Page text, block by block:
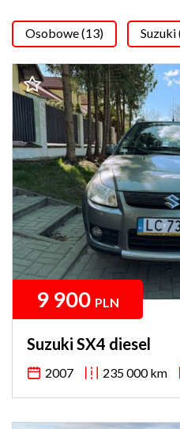
Osobowe (13) Suzuki
9 900 PLN
Suzuki SX4 diesel
2007 235 000 km